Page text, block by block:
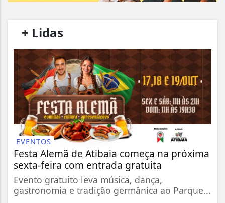
+ Lidas
EVENTOS
Festa Alemã de Atibaia começa na próxima
sexta-feira com entrada gratuita
Evento gratuito leva música, dança,
gastronomia e tradição germânica ao Parque...